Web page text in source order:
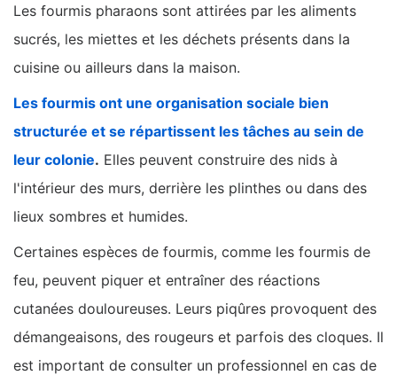
Les fourmis pharaons sont attirées par les aliments
sucrés, les miettes et les déchets présents dans la
cuisine ou ailleurs dans la maison.
Les fourmis ont une organisation sociale bien
structurée et se répartissent les tâches au sein de
leur colonie. Elles peuvent construire des nids à
l'intérieur des murs, derrière les plinthes ou dans des
lieux sombres et humides.
Certaines espèces de fourmis, comme les fourmis de
feu, peuvent piquer et entraîner des réactions
cutanées douloureuses. Leurs piqûres provoquent des
démangeaisons, des rougeurs et parfois des cloques. Il
est important de consulter un professionnel en cas de